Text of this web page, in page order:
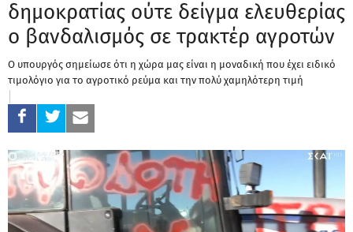
δημοκρατίας ούτε δείγμα ελευθερίας
ο βανδαλισμός σε τρακτέρ αγροτών
Ο υπουργός σημείωσε ότι η χώρα μας είναι η μοναδική που έχει ειδικό
τιμολόγιο για το αγροτικό ρεύμα και την πολύ χαμηλότερη τιμή